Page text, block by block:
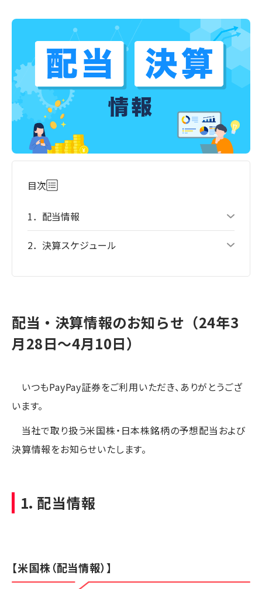
目次
1．配当情報
2．決算スケジュール
配当・決算情報のお知らせ（24年3
月28日〜4月10日）
いつもPayPay証券をご利用いただき、ありがとうござ
います。
当社で取り扱う米国株・日本株銘柄の予想配当および
決算情報をお知らせいたします。
1．配当情報
【米国株（配当情報）】